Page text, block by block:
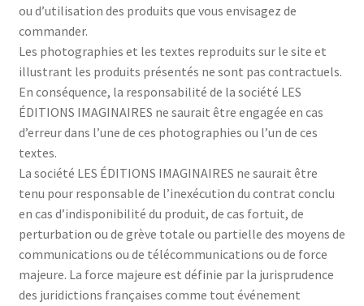
ou d’utilisation des produits que vous envisagez de
commander.
Les photographies et les textes reproduits sur le site et
illustrant les produits présentés ne sont pas contractuels.
En conséquence, la responsabilité de la société LES
ÉDITIONS IMAGINAIRES ne saurait être engagée en cas
d’erreur dans l’une de ces photographies ou l’un de ces
textes.
La société LES ÉDITIONS IMAGINAIRES ne saurait être
tenu pour responsable de l’inexécution du contrat conclu
en cas d’indisponibilité du produit, de cas fortuit, de
perturbation ou de grève totale ou partielle des moyens de
communications ou de télécommunications ou de force
majeure. La force majeure est définie par la jurisprudence
des juridictions françaises comme tout événement